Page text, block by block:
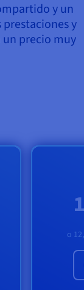
y un
y
precio muy
o